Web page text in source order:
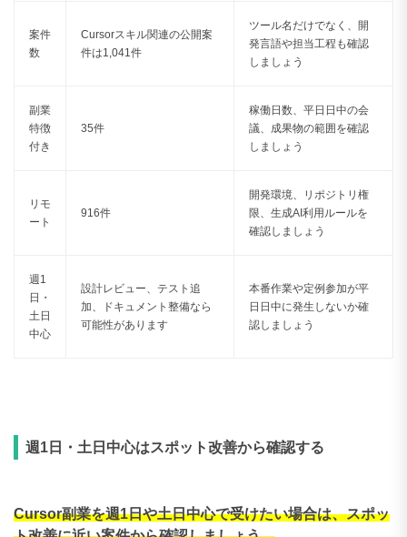
案件
数
Cursorスキル関連の公開案
件は1,041件
ツール名だけでなく、開
発言語や担当工程も確認
しましょう
副業
特徴
付き
35件
稼働日数、平日日中の会
議、成果物の範囲を確認
しましょう
リモ
ート
916件
開発環境、リポジトリ権
限、生成AI利用ルールを
確認しましょう
週1
日・
土日
中心
設計レビュー、テスト追
加、ドキュメント整備なら
可能性があります
本番作業や定例参加が平
日日中に発生しないか確
認しましょう
週1日・土日中心はスポット改善から確認する
Cursor副業を週1日や土日中心で受けたい場合は、スポッ